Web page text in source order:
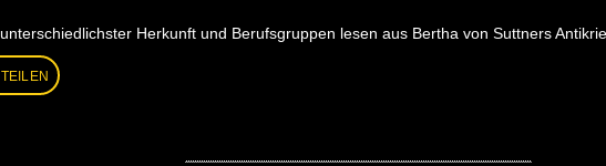
Herkunft und Berufsgruppen lesen aus Bertha von Suttners
TEILEN